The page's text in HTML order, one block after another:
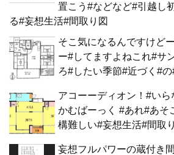
置こう#などなど#引越し
る#妄想生活#間取り図
そこ気になるんですけど
ー#してますよねこれ#サ
ろ#したい季節#近づく#
アコーーディオン！#い
かむばーっく #あれ#あそ
構難しい#妄想生活#間取
妄想フルパワーの蔵付き